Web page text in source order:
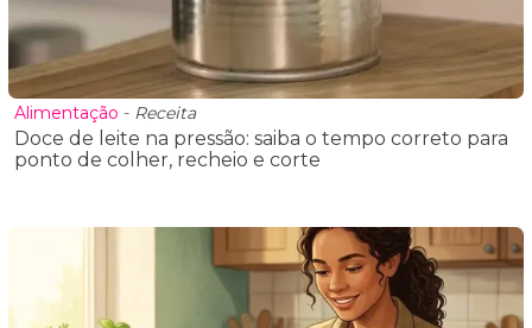
Alimentação - Receita
Doce de leite na pressão: saiba o tempo correto para
ponto de colher, recheio e corte